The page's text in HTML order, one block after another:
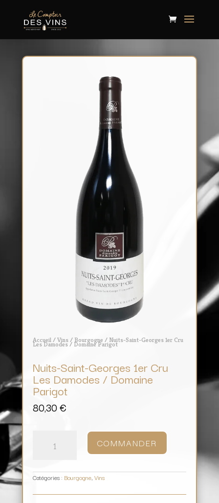
Accueil/Vins/ Bourgogne / Nuits-Saint-Georges 1er Cru
Les Damodes / Domaine Parigot
Nuits-Saint-Georges 1er Cru
Les Damodes / Domaine
Parigot
80,30€
/
Domaine
Parigot
COMMANDER
Catégories : Bourgogne, Vins